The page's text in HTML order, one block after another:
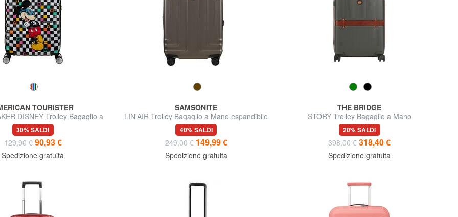
TOURISTER
DISNEY Trolley Bagaglio a
Mano
30% SALDI
129,90 € 90,93 €
Spedizione gratuita
SAMSONITE
LIN'AIR Trolley Bagaglio a Mano espandibile
40% SALDI
249,00 € 149,99 €
Spedizione gratuita
THE BRIDGE
STORY Trolley Bagaglio a Mano
20% SALDI
398,00 € 318,40 €
Spedizione gratuita